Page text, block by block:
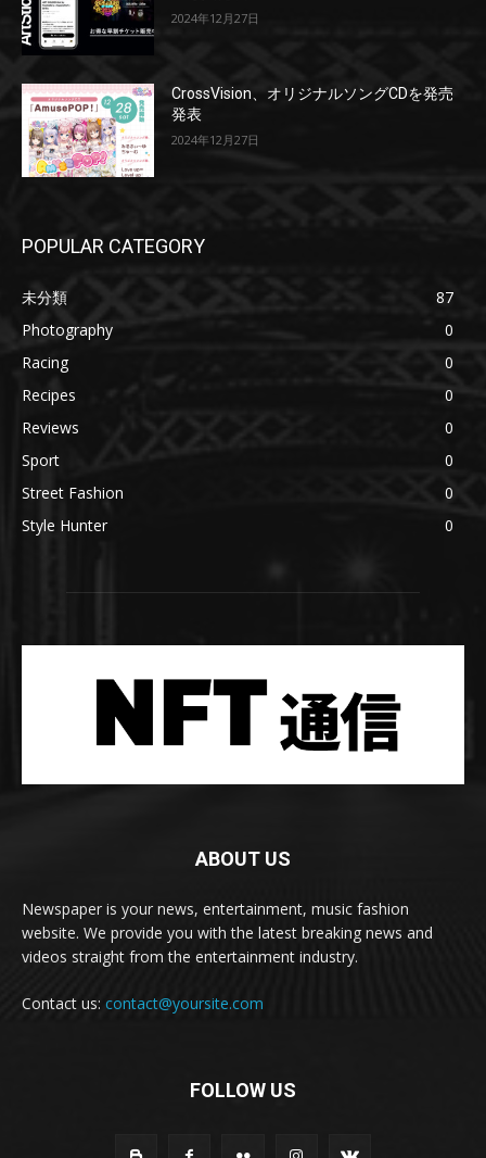
2024年12月27日
CrossVision、オリジナルソングCDを発売
発表
2024年12月27日
POPULAR CATEGORY
未分類
87
Photography
0
Racing
0
Recipes
0
Reviews
0
Sport
0
Street Fashion
0
Style Hunter
0
ABOUT US
Newspaper is your news, entertainment, music fashion
website. We provide you with the latest breaking news and
videos straight from the entertainment industry.
Contact us: contact@yoursite.com
FOLLOW US